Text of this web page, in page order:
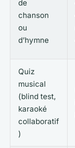
de
chanson
ou
d’hymne
Quiz
musical
(blind test,
karaoké
collaboratif
)